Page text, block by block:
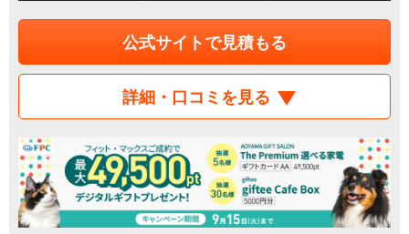
公式サイトで見積もる
詳細・口コミを見る